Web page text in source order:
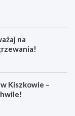
na
Kiszkowie –